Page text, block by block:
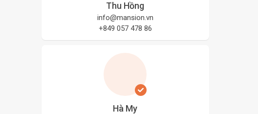
Thu Hồng
info@mansion.vn
+849 057 478 86
Hà My